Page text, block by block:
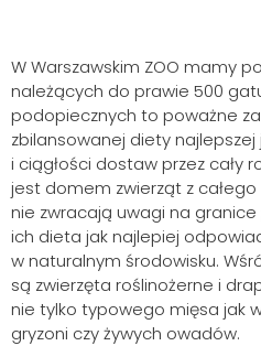
W Warszawskim ZOO mamy
należących do prawie 500
podopiecznych to poważne
zbilansowanej diety
i ciągłości dostaw przez cały
jest domem zwierząt z
nie zwracają uwagi na
ich dieta jak najlepiej
w naturalnym środowisku.
są zwierzęta roślinożerne i
nie tylko typowego mięsa jak
gryzoni czy żywych owadów.